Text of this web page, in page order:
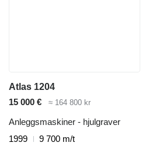
Atlas 1204
15 000 €
≈ 164 800 kr
Anleggsmaskiner - hjulgraver
1999
9 700 m/t